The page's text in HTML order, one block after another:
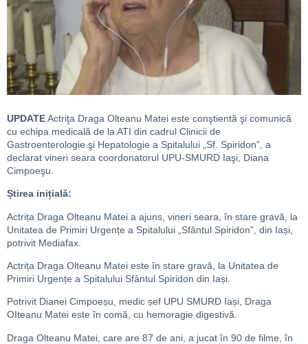
UPDATEActriţa Draga Olteanu Matei este conştientă şi comunică
cu echipa medicală de la ATI din cadrul Clinicii de
Gastroenterologie şi Hepatologie a Spitalului „Sf. Spiridon”, a
declarat vineri seara coordonatorul UPU-SMURD Iaşi, Diana
Cimpoeşu.
Știrea inițială:
Actrița Draga Olteanu Matei a ajuns, vineri seara, în stare gravă, la
Unitatea de Primiri Urgențe a Spitalului „Sfântul Spiridon”, din Iași,
potrivit Mediafax.
Actrița Draga Olteanu Matei este în stare gravă, la Unitatea de
Primiri Urgențe a Spitalului Sfântul Spiridon din Iași.
Potrivit Dianei Cimpoeșu, medic șef UPU SMURD Iași, Draga
OIteanu Matei este în comă, cu hemoragie digestivă.
Draga Olteanu Matei, care are 87 de ani, a jucat în 90 de filme, în